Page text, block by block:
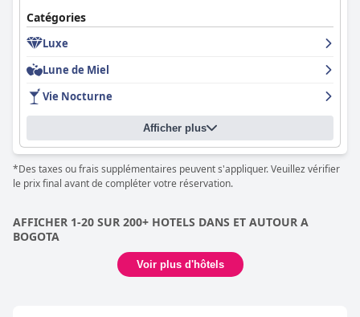
Catégories
Luxe
Lune de Miel
Vie Nocturne
Afficher plus
*Des taxes ou frais supplémentaires peuvent s'appliquer. Veuillez vérifier
le prix final avant de compléter votre réservation.
AFFICHER 1-20 SUR 200+ HOTELS DANS ET AUTOUR A
BOGOTA
Voir plus d'hôtels